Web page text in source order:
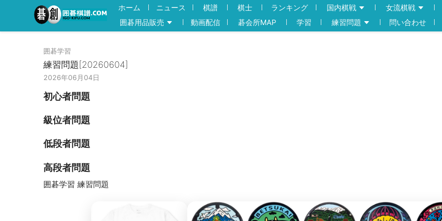
ホーム ニュース 棋譜 棋士 ランキング 国内棋戦 女流棋戦
囲碁用品販売
動画配信 碁会所MAP 学習 練習問題 問い合わせ
囲碁学習
練習問題[20260604]
2026年06月04日
初心者問題
級位者問題
低段者問題
高段者問題
囲碁学習 練習問題